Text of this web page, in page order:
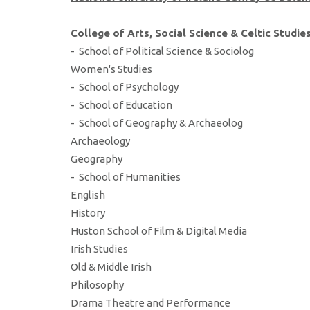
College of Arts, Social Science & Celtic
- School of Political Science & Sociolog
Women's Studies
- School of Psychology
- School of Education
- School of Geography & Archaeolog
Archaeology
Geography
- School of Humanities
English
History
Huston School of Film & Digital Media
Irish Studies
Old & Middle Irish
Philosophy
Drama Theatre and Performance